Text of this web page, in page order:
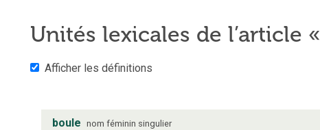
Unités lexicales de l’article «
Afficher les définitions
boule nom féminin singulier